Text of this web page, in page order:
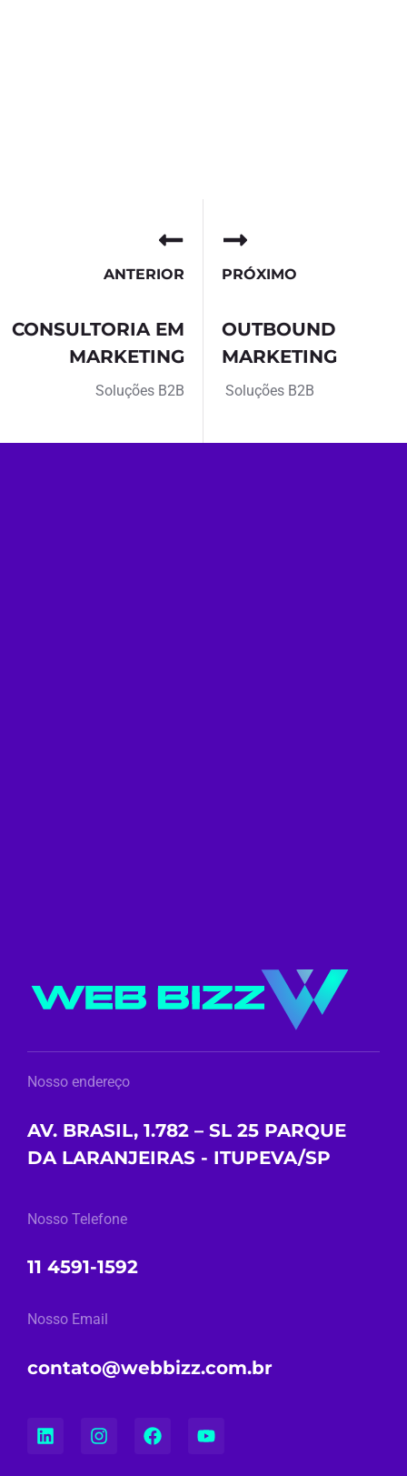
ANTERIOR
CONSULTORIA EM
MARKETING
Soluções B2B
PRÓXIMO
OUTBOUND
MARKETING
Soluções B2B
Nosso endereço
AV. BRASIL, 1.782 – SL 25 PARQUE
DA LARANJEIRAS - ITUPEVA/SP
Nosso Telefone
11 4591-1592
Nosso Email
contato@webbizz.com.br